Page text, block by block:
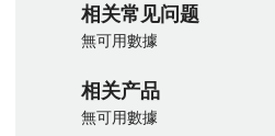
相关常见问题
無可用數據
相关产品
無可用數據